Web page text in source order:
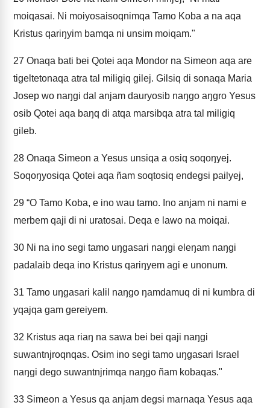
moiqasai. Ni moiyosaisoqnimqa Tamo Koba a na aqa
Kristus qariŋyim bamqa ni unsim moiqam."
27 Onaqa bati bei Qotei aqa Mondor na Simeon aqa are
tigeltetonaqa atra tal miligiq gilej. Gilsiq di sonaqa Maria
Josep wo naŋgi dal anjam dauryosib naŋgo aŋgro Yesus
osib Qotei aqa baŋq di atqa marsibqa atra tal miligiq
gileb.
28 Onaqa Simeon a Yesus unsiqa a osiq soqoŋyej.
Soqoŋyosiqa Qotei aqa ñam soqtosiq endegsi pailyej,
29 “O Tamo Koba, e ino wau tamo. Ino anjam ni nami e
merbem qaji di ni uratosai. Deqa e lawo na moiqai.
30 Ni na ino segi tamo uŋgasari naŋgi eleŋam naŋgi
padalaib deqa ino Kristus qariŋyem agi e unonum.
31 Tamo uŋgasari kalil naŋgo ŋamdamuq di ni kumbra di
yqajqa gam gereiyem.
32 Kristus aqa riaŋ na sawa bei bei qaji naŋgi
suwantnjroqnqas. Osim ino segi tamo uŋgasari Israel
naŋgi dego suwantnjrimqa naŋgo ñam kobaqas."
33 Simeon a Yesus qa anjam degsi marnaqa Yesus aqa